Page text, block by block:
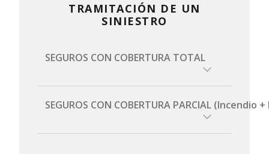
TRAMITACIÓN DE UN
SINIESTRO
SEGUROS CON COBERTURA TOTAL
Si el vehículo siniestrado se
SEGUROS CON COBERTURA PARCIAL